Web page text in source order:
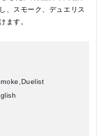
、スモーク、デュエリス
ます。